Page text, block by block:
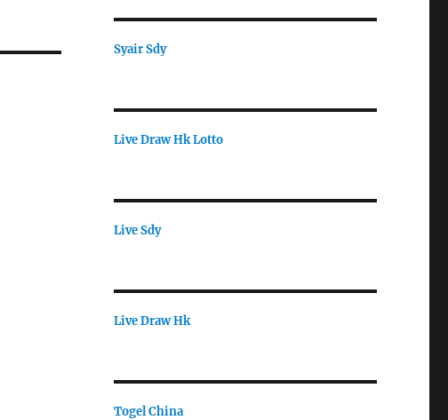
Syair Sdy
Live Draw Hk Lotto
Live Sdy
Live Draw Hk
Togel China